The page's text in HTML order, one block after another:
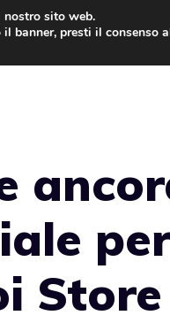
Store
sito web.
banner, presti il